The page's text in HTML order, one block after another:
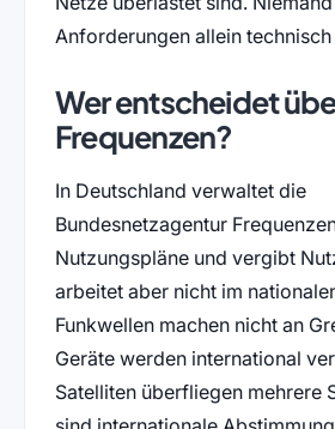
Anforderungen allein
Wer entscheidet
Frequenzen?
In Deutschland verwaltet die
Bundesnetzagentur
Nutzungspläne und vergibt
arbeitet aber nicht im
Funkwellen machen nicht an
Geräte werden international
Satelliten überfliegen mehrere